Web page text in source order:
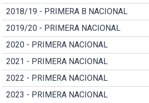
2018/19 - PRIMERA B NACIONAL
2019/20 - PRIMERA NACIONAL
2020 - PRIMERA NACIONAL
2021 - PRIMERA NACIONAL
2022 - PRIMERA NACIONAL
2023 - PRIMERA NACIONAL